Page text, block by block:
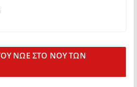
ΝΩΕ ΣΤΟ ΝΟΥ ΤΩΝ